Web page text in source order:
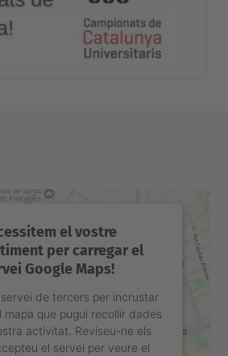
el vostre
per carregar el
Google Maps!
de tercers per incrustar
mapa que pugui recollir dades
activitat. Reviseu-ne els
el servei per veure el